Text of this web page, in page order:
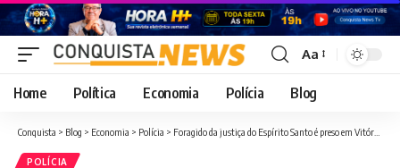
Font
Resizer
Aa
Home Política Economia Polícia Blog
Conquista > Blog > Economia > Polícia > Foragido da justiça do Espírito Santo é preso em Vitória da Conquista
POLÍCIA